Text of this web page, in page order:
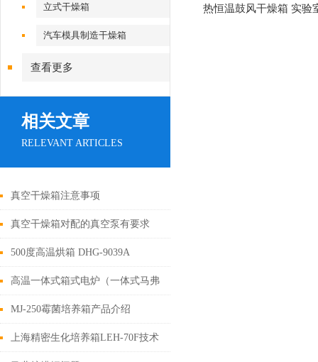
立式干燥箱
汽车模具制造干燥箱
查看更多
相关文章
RELEVANT ARTICLES
真空干燥箱注意事项
真空干燥箱对配的真空泵有要求
吗？什么样的效果好？
500度高温烘箱 DHG-9039A
高温一体式箱式电炉（一体式马弗
炉）系列产品特点
MJ-250霉菌培养箱产品介绍
上海精密生化培养箱LEH-70F技术
热恒温鼓风干燥箱 实验